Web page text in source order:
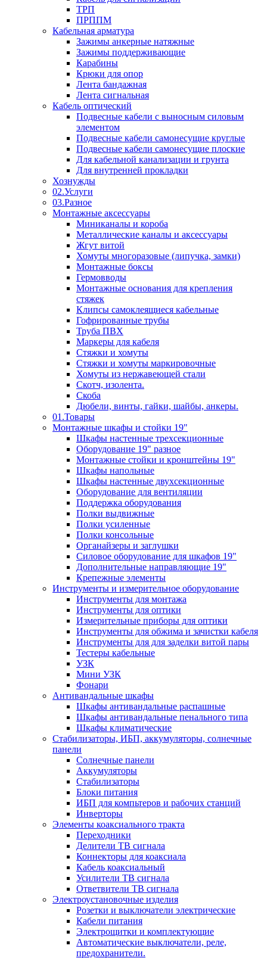
ТРП
ПРППМ
Кабельная арматура
Зажимы анкерные натяжные
Зажимы поддерживающие
Карабины
Крюки для опор
Лента бандажная
Лента сигнальная
Кабель оптический
Подвесные кабели с выносным силовым
элементом
Подвесные кабели самонесущие круглые
Подвесные кабели самонесущие плоские
Для кабельной канализации и грунта
Для внутренней прокладки
Хознужды
02.Услуги
03.Разное
Монтажные аксессуары
Миниканалы и короба
Металлические каналы и аксессуары
Жгут витой
Хомуты многоразовые (липучка, замки)
Монтажные боксы
Гермовводы
Монтажные основания для крепления
стяжек
Клипсы самоклеящиеся кабельные
Гофрированные трубы
Труба ПВХ
Маркеры для кабеля
Стяжки и хомуты
Стяжки и хомуты маркировочные
Хомуты из нержавеющей стали
Скотч, изолента.
Скоба
Дюбели, винты, гайки, шайбы, анкеры.
01.Товары
Монтажные шкафы и стойки 19"
Шкафы настенные трехсекционные
Оборудование 19" разное
Монтажные стойки и кронштейны 19"
Шкафы напольные
Шкафы настенные двухсекционные
Оборудование для вентиляции
Поддержка оборудования
Полки выдвижные
Полки усиленные
Полки консольные
Органайзеры и заглушки
Силовое оборудование для шкафов 19"
Дополнительные направляющие 19"
Крепежные элементы
Инструменты и измерительное оборудование
Инструменты для монтажа
Инструменты для оптики
Измерительные приборы для оптики
Инструменты для обжима и зачистки кабеля
Инструменты для для заделки витой пары
Тестеры кабельные
УЗК
Мини УЗК
Фонари
Антивандальные шкафы
Шкафы антивандальные распашные
Шкафы антивандальные пенального типа
Шкафы климатические
Стабилизаторы, ИБП, аккумуляторы, солнечные
панели
Солнечные панели
Аккумуляторы
Стабилизаторы
Блоки питания
ИБП для компьтеров и рабочих станций
Инверторы
Элементы коаксиального тракта
Переходники
Делители ТВ сигнала
Коннекторы для коаксиала
Кабель коаксиальный
Усилители ТВ сигнала
Ответвители ТВ сигнала
Электроустановочные изделия
Розетки и выключатели электрические
Кабели питания
Электрощитки и комплектующие
Автоматические выключатели, реле,
предохранители.